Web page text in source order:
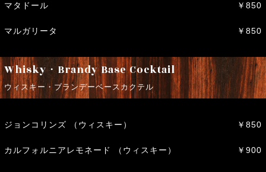
マタドール ￥850
マルガリータ ￥850
Whisky・Brandy Base Cocktail
ウィスキー・ブランデーベースカクテル
ジョンコリンズ （ウィスキー） ￥850
カルフォルニアレモネード （ウィスキー） ￥900